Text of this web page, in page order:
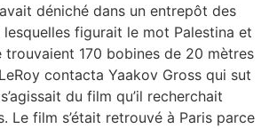
déniché dans un entrepôt des
figurait le mot Palestina et
trouvaient 170 bobines de 20 mètres
contacta Yaakov Gross qui sut
du film qu’il recherchait
Le film s’était retrouvé à Paris parce